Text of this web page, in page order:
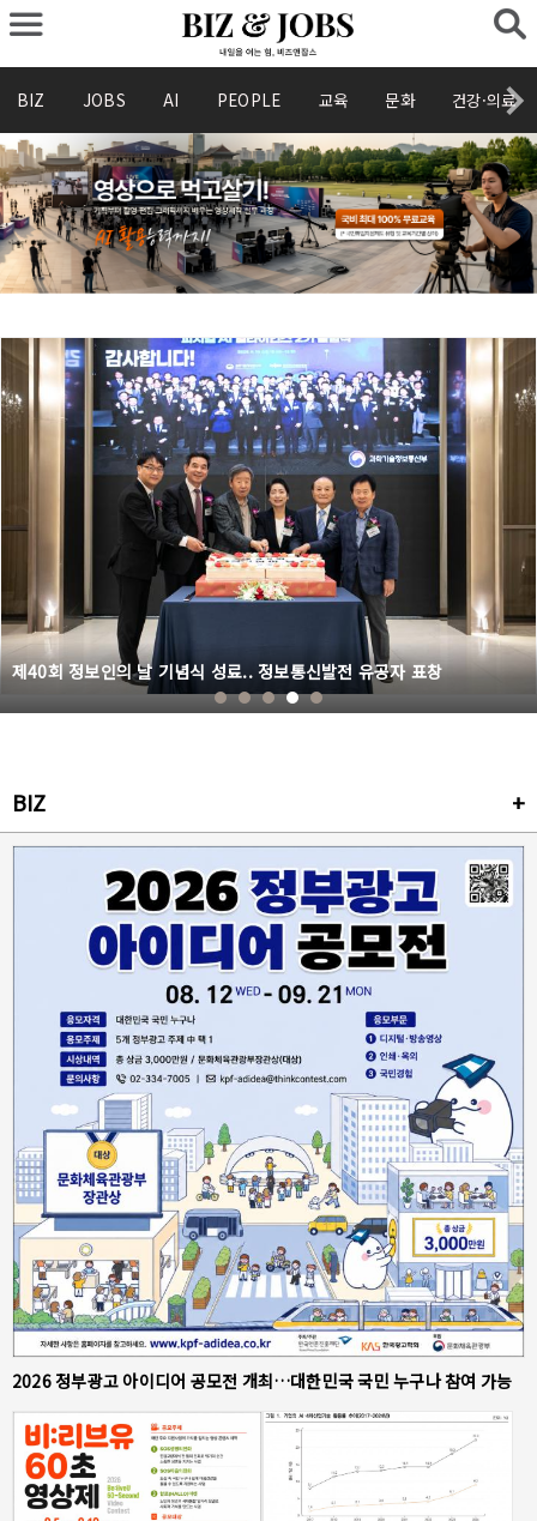
BIZ JOBS AI PEOPLE 교육 문화 건강·의료
제40회 정보인의 날 기념식 성료.. 정보통신발전 유공자 표창
BIZ +
2026 정부광고 아이디어 공모전 개최…대한민국 국민 누구나 참여 가능